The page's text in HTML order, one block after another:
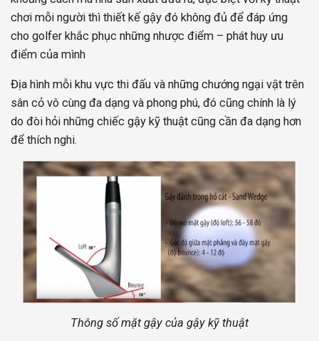
chơi mỗi người thì thiết kế gậy đó không đủ để đáp ứng
cho golfer khắc phục những nhược điểm – phát huy ưu
điểm của mình
Địa hình mỗi khu vực thi đấu và những chướng ngại vật trên
sân cỏ vô cùng đa dạng và phong phú, đó cũng chính là lý
do đòi hỏi những chiếc gậy kỹ thuật cũng cần đa dạng hơn
để thích nghi.
Thông số mặt gậy của gậy kỹ thuật